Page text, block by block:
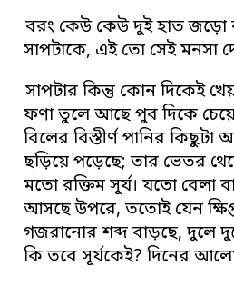
বরং কেউ কেউ দুই হাত জড়ো
সাপটাকে, এই তো সেই মনসা
সাপটার কিন্তু কোন দিকেই
ফণা তুলে আছে পুব দিকে
বিলের বিস্তীর্ণ পানির
ছড়িয়ে পড়েছে; তার ভেতর
মতো রক্তিম সূর্য। যতো বেলা
আসছে উপরে, ততোই যেন
গজরানোর শব্দ বাড়ছে, দুলে
কি তবে সূর্যকেই? দিনের